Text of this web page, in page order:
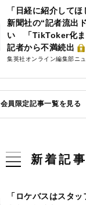
「日経に紹介して
新聞社の“記者流出
い 「TikToker化ま
記者から不満続出
集英社オンライン編集部ニ
会員限定記事一覧を見る
新着記事
「ロケバスはスタ